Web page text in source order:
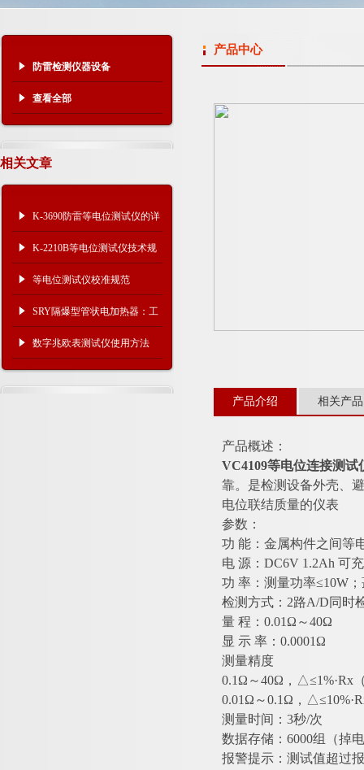
防雷检测仪器设备
查看全部
相关文章
K-3690防雷等电位测试仪的详
细介绍
K-2210B等电位测试仪技术规
格
等电位测试仪校准规范
SRY隔爆型管状电加热器：工
业安全加热的设备
数字兆欧表测试仪使用方法
产品中心
产品介绍 相关产品
产品概述：
VC4109等电位连接测试
靠。是检测设备外壳、
电位联结质量的仪表
参数：
功 能：金属构件之间等
电 源：DC6V 1.2Ah 可
功 率：测量功率≤10W
检测方式：2路A/D同时
量 程：0.01Ω～40Ω
显 示 率：0.0001Ω
测量精度
0.1Ω～40Ω，△≤1%·Rx
0.01Ω～0.1Ω，
测量时间：3秒/次
数据存储：6000组（掉
报警提示：测试值超过